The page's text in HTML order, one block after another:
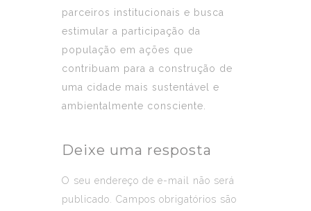
parceiros institucionais e busca
estimular a participação da
população em ações que
contribuam para a construção de
uma cidade mais sustentável e
ambientalmente consciente.
Deixe uma resposta
O seu endereço de e-mail não será
publicado.
Campos obrigatórios são